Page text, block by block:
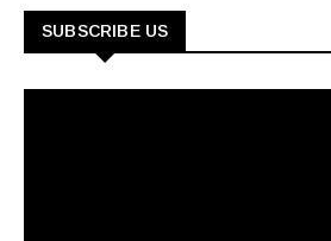
SUBSCRIBE US